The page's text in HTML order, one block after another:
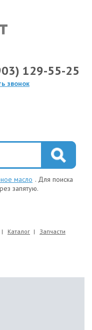
129-55-25
звонок
масло . Для поиска
запятую.
Каталог Запчасти